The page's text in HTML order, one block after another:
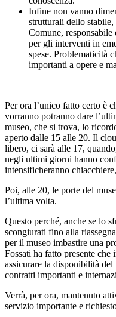
Infine non vanno
strutturali dello stabile,
Comune, responsabile
per gli interventi in
spese. Problematicità
importanti a opere e
Per ora l’unico fatto certo è
vorranno potranno dare
museo, che si trova, lo
aperto dalle 15 alle 20. Il
libero, ci sarà alle 17,
negli ultimi giorni hanno
intensificheranno
Poi, alle 20, le porte del
l’ultima volta.
Questo perché, anche se lo
scongiurati fino alla
per il museo imbastire una
Fossati ha fatto presente
assicurare la disponibilità
contratti importanti e
Verrà, per ora, mantenuto
servizio importante e